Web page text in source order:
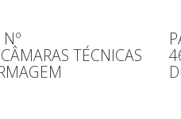
Nº
TÉCNICAS